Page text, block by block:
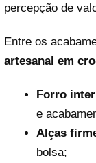
percepção de
Entre os
artesanal em
Forro
e
Alças
bolsa;